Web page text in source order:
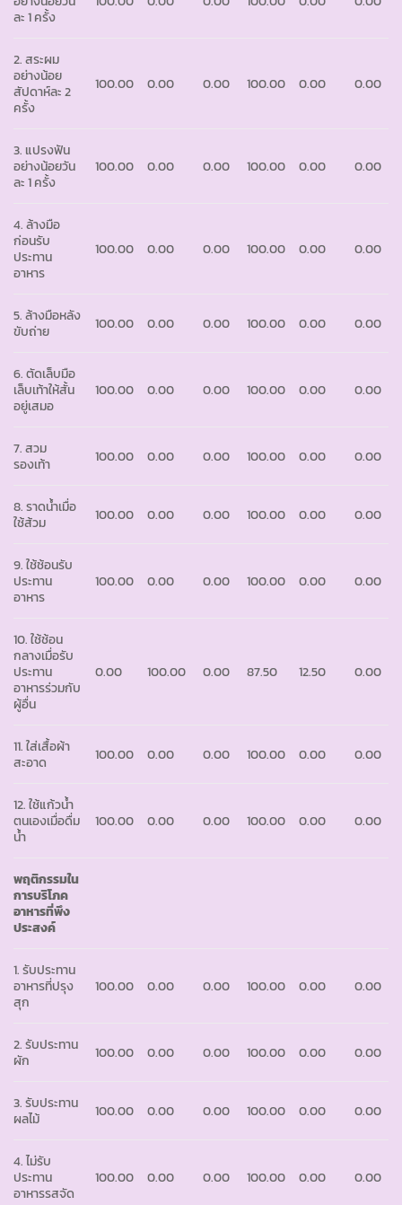
ละ 1 ครั้ง
2. สระผม
อย่างน้อย
สัปดาห์ละ 2
ครั้ง
100.00 0.00 0.00 100.00 0.00 0.00
3. แปรงฟัน
อย่างน้อยวัน
ละ 1 ครั้ง
100.00 0.00 0.00 100.00 0.00 0.00
4. ล้างมือ
ก่อนรับ
ประทาน
อาหาร
100.00 0.00 0.00 100.00 0.00 0.00
5. ล้างมือหลัง
ขับถ่าย
100.00 0.00 0.00 100.00 0.00 0.00
6. ตัดเล็บมือ
เล็บเท้าให้สั้น
อยู่เสมอ
100.00 0.00 0.00 100.00 0.00 0.00
7. สวม
รองเท้า
100.00 0.00 0.00 100.00 0.00 0.00
8. ราดน้ำเมื่อ
ใช้ส้วม
100.00 0.00 0.00 100.00 0.00 0.00
9. ใช้ช้อนรับ
ประทาน
อาหาร
100.00 0.00 0.00 100.00 0.00 0.00
10. ใช้ช้อน
กลางเมื่อรับ
ประทาน
อาหารร่วมกับ
ผู้อื่น
0.00 100.00 0.00 87.50 12.50 0.00
11. ใส่เสื้อผ้า
สะอาด
100.00 0.00 0.00 100.00 0.00 0.00
12. ใช้แก้วน้ำ
ตนเองเมื่อดื่ม
น้ำ
100.00 0.00 0.00 100.00 0.00 0.00
พฤติกรรมใน
การบริโภค
อาหารที่พึง
ประสงค์
1. รับประทาน
อาหารที่ปรุง
สุก
100.00 0.00 0.00 100.00 0.00 0.00
2. รับประทาน
ผัก
100.00 0.00 0.00 100.00 0.00 0.00
3. รับประทาน
ผลไม้
100.00 0.00 0.00 100.00 0.00 0.00
4. ไม่รับ
ประทาน
อาหารรสจัด
100.00 0.00 0.00 100.00 0.00 0.00